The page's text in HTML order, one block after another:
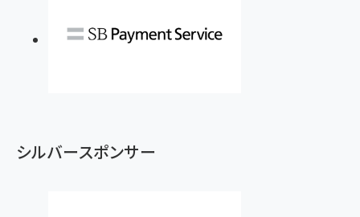
Amazonランキングをもっと見る
Amazonランキングをもっと見る
Amazonランキングをもっと見る
シルバースポンサー